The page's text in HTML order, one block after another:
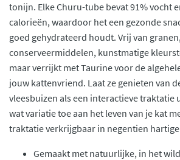
tonijn. Elke Churu-tube bevat 91% vocht
calorieën, waardoor het een gezonde
goed gehydrateerd houdt. Vrij van
conserveermiddelen, kunstmatige
maar verrijkt met Taurine voor de
jouw kattenvriend. Laat ze genieten van
vleesbuizen als een interactieve traktatie
wat variatie toe aan het leven van je kat
traktatie verkrijgbaar in negentien
Gemaakt met natuurlijke, in het